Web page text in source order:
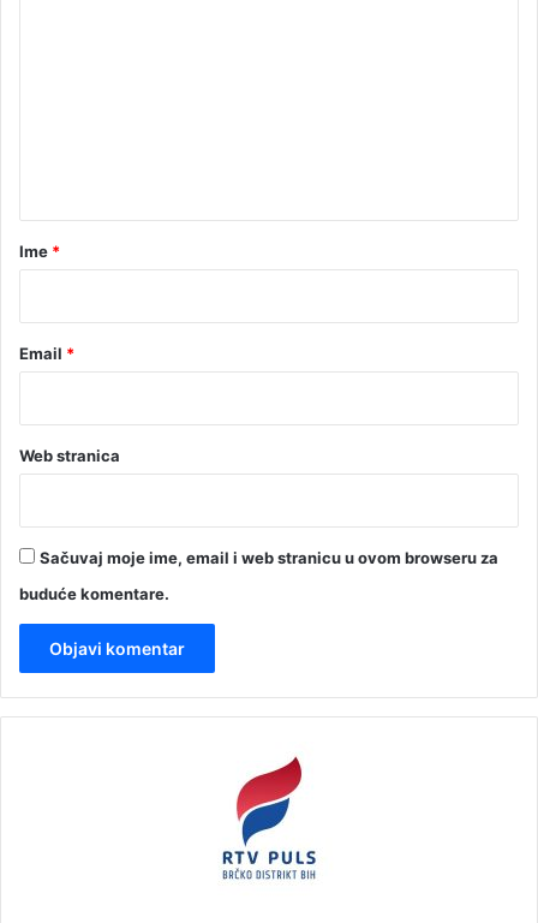
rIme *
Email *
Web stranica
Sačuvaj moje ime, email i web stranicu u ovom browseru za
buduće komentare.